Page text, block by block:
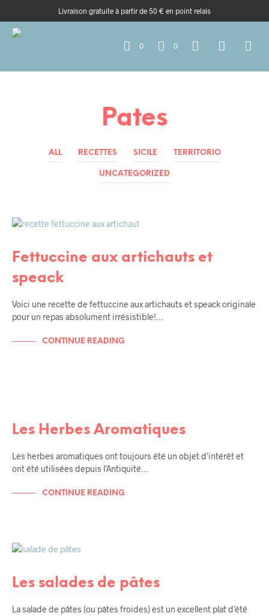
Livraison gratuite à partir de 50 € en point relais
0 0
Pates
ALL RECETTES SICILE TERRITORIO
UNCATEGORIZED
Fettuccine aux artichauts et
speack
Voici une recette de fettuccine aux artichauts et speack originale
pour un repas absolument irrésistible!…
CONTINUE READING
Les Herbes Aromatiques
Les herbes aromatiques ont toujours été un objet d’intérêt et
ont été utilisées depuis l’Antiquité…
CONTINUE READING
Les salades de pâtes
La salade de pâtes (ou pâtes froides) est un excellent plat d’été